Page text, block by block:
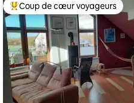
Coups de cœur voyageurs les
Coup de cœur voyageurs